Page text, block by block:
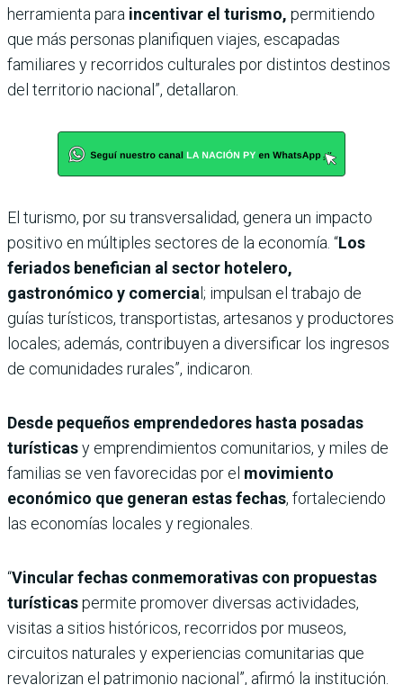
herramienta para incentivar el turismo, permitiendo
que más personas planifiquen viajes, escapadas
familiares y recorridos culturales por distintos destinos
del territorio nacional”, detallaron.
El turismo, por su transversalidad, genera un impacto
positivo en múltiples sectores de la economía. “Los
feriados benefician al sector hotelero,
gastronómico y comercial; impulsan el trabajo de
guías turísticos, transportistas, artesanos y productores
locales; además, contribuyen a diversificar los ingresos
de comunidades rurales”, indicaron.
Desde pequeños emprendedores hasta posadas
turísticasy emprendimientos comunitarios, y miles de
familias se ven favorecidas por el movimiento
económico que generan estas fechas, fortaleciendo
las economías locales y regionales.
“Vincular fechas conmemorativas con propuestas
turísticaspermite promover diversas actividades,
visitas a sitios históricos, recorridos por museos,
circuitos naturales y experiencias comunitarias que
revalorizan el patrimonio nacional”, afirmó la institución.